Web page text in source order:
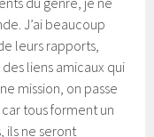
J’ai beaucoup
leurs rapports,
liens amicaux qui
mission, on passe
tous forment un
ils ne seront